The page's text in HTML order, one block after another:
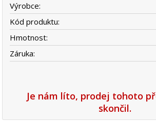
Výrobce:
Kód produktu:
Hmotnost:
Záruka:
Je nám líto, prodej tohoto
skončil.